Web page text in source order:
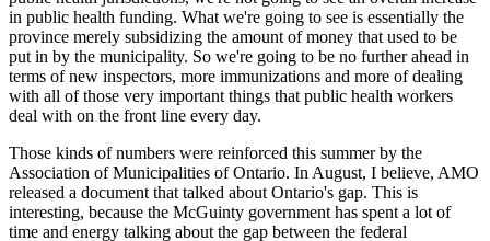
in public health funding. What we're going to see is essentially the
province merely subsidizing the amount of money that used to be
put in by the municipality. So we're going to be no further ahead in
terms of new inspectors, more immunizations and more of dealing
with all of those very important things that public health workers
deal with on the front line every day.
Those kinds of numbers were reinforced this summer by the
Association of Municipalities of Ontario. In August, I believe, AMO
released a document that talked about Ontario's gap. This is
interesting, because the McGuinty government has spent a lot of
time and energy talking about the gap between the federal